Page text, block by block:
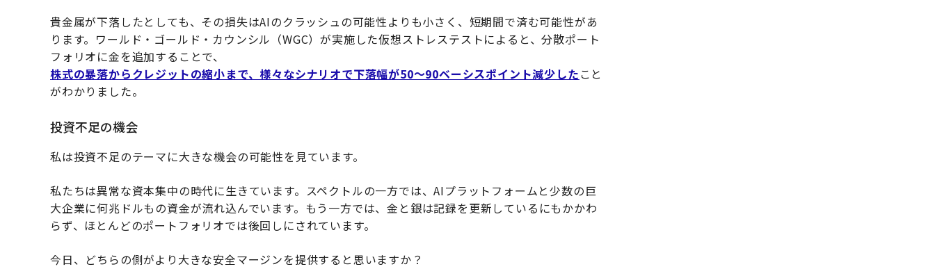
貴金属が下落したとしても、その損失はAIのクラッシュの可能性よりも小さく、短期間で済む可能性があ
ります。ワールド・ゴールド・カウンシル（WGC）が実施した仮想ストレステストによると、分散ポート
フォリオに金を追加することで、
株式の暴落からクレジットの縮小まで、様々なシナリオで下落幅が50〜90ベーシスポイント減少した こと
がわかりました。
投資不足の機会
私は投資不足のテーマに大きな機会の可能性を見ています。
私たちは異常な資本集中の時代に生きています。スペクトルの一方では、AIプラットフォームと少数の巨
大企業に何兆ドルもの資金が流れ込んでいます。もう一方では、金と銀は記録を更新しているにもかかわ
らず、ほとんどのポートフォリオでは後回しにされています。
今日、どちらの側がより大きな安全マージンを提供すると思いますか？